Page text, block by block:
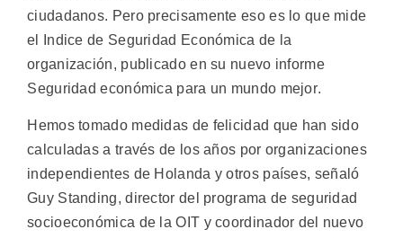
ciudadanos. Pero precisamente eso es lo que mide
el Indice de Seguridad Económica de la
organización, publicado en su nuevo informe
Seguridad económica para un mundo mejor.
Hemos tomado medidas de felicidad que han sido
calculadas a través de los años por organizaciones
independientes de Holanda y otros países, señaló
Guy Standing, director del programa de seguridad
socioeconómica de la OIT y coordinador del nuevo